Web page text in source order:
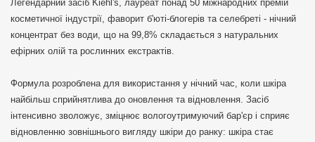
Легендарний засіб Kiehl's, лауреат понад 50 міжнародних премій
косметичної індустрії, фаворит б'юті-блогерів та селебреті - нічний
концентрат без води, що на 99,8% складається з натуральних
ефірних олій та рослинних екстрактів.
Формула розроблена для використання у нічний час, коли шкіра
найбільш сприйнятлива до оновлення та відновлення. Засіб
інтенсивно зволожує, зміцнює вологоутримуючий бар'єр і сприяє
відновленню зовнішнього вигляду шкіри до ранку: шкіра стає